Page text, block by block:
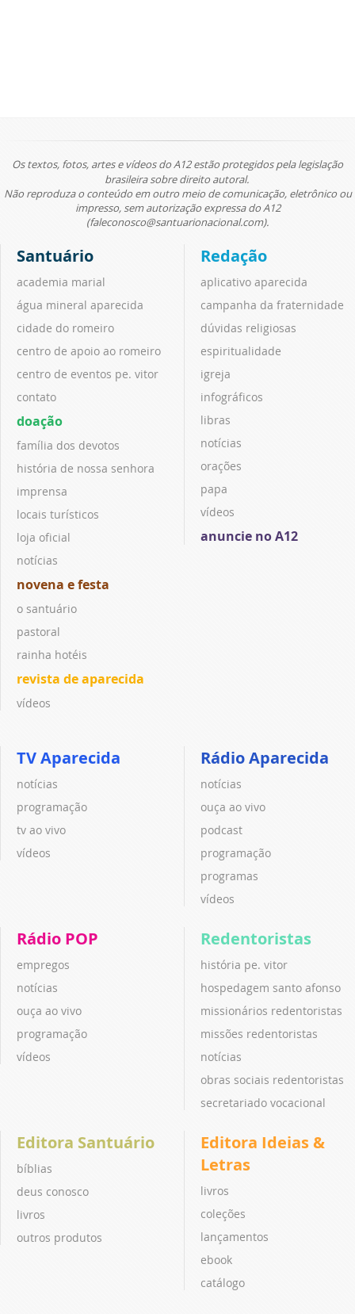
Os textos, fotos, artes e vídeos do A12 estão protegidos pela legislação
brasileira sobre direito autoral.
Não reproduza o conteúdo em outro meio de comunicação, eletrônico ou
impresso, sem autorização expressa do A12
(faleconosco@santuarionacional.com).
Santuário
academia marial
água mineral aparecida
cidade do romeiro
centro de apoio ao romeiro
centro de eventos pe. vitor
contato
doação
família dos devotos
história de nossa senhora
imprensa
locais turísticos
loja oficial
notícias
novena e festa
o santuário
pastoral
rainha hotéis
revista de aparecida
vídeos
Redação
aplicativo aparecida
campanha da fraternidade
dúvidas religiosas
espiritualidade
igreja
infográficos
libras
notícias
orações
papa
vídeos
anuncie no A12
TV Aparecida
notícias
programação
tv ao vivo
vídeos
Rádio Aparecida
notícias
ouça ao vivo
podcast
programação
programas
vídeos
Rádio POP
empregos
notícias
ouça ao vivo
programação
vídeos
Redentoristas
história pe. vitor
hospedagem santo afonso
missionários redentoristas
missões redentoristas
notícias
obras sociais redentoristas
secretariado vocacional
Editora Santuário
bíblias
deus conosco
livros
outros produtos
Editora Ideias &
Letras
livros
coleções
lançamentos
ebook
catálogo